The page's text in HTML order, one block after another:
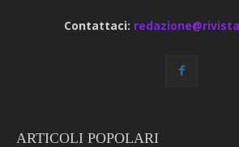
Contattaci:
ARTICOLI POPOLARI